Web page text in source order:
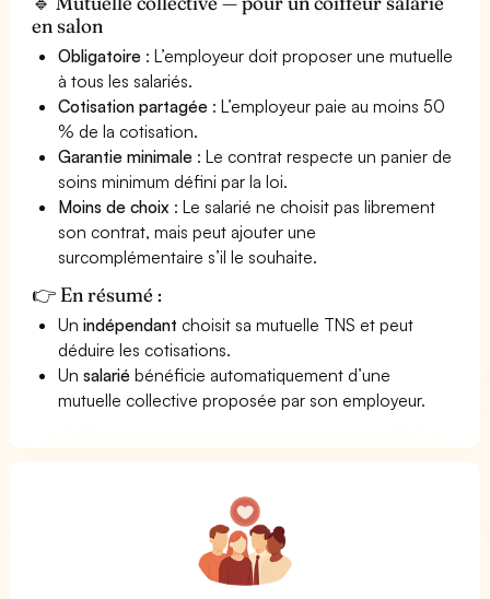
en salon
Obligatoire : L’employeur doit proposer une mutuelle
à tous les salariés.
Cotisation partagée : L’employeur paie au moins 50
% de la cotisation.
Garantie minimale : Le contrat respecte un panier de
soins minimum défini par la loi.
Moins de choix : Le salarié ne choisit pas librement
son contrat, mais peut ajouter une
surcomplémentaire s’il le souhaite.
👉 En résumé :
Unindépendant choisit sa mutuelle TNS et peut
déduire les cotisations.
Unsalarié bénéficie automatiquement d’une
mutuelle collective proposée par son employeur.